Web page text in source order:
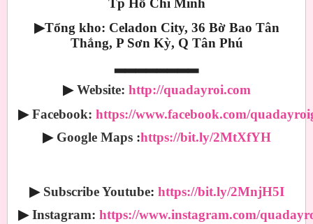
Tp Hồ Chí Minh
▶Tổng kho: Celadon City, 36 Bờ Bao Tân
Thắng, P Sơn Kỳ, Q Tân Phú
▂▂▂▂▂▂▂▂
▶ Website: http://quadayroi.com
▶ Facebook: https://www.facebook.com/
▶ Google Maps :https://bit.ly/2MtXfYH
▶ Subscribe Youtube: https://bit.ly/2MnjH5I
▶ Instagram: https://www.instagram.com/